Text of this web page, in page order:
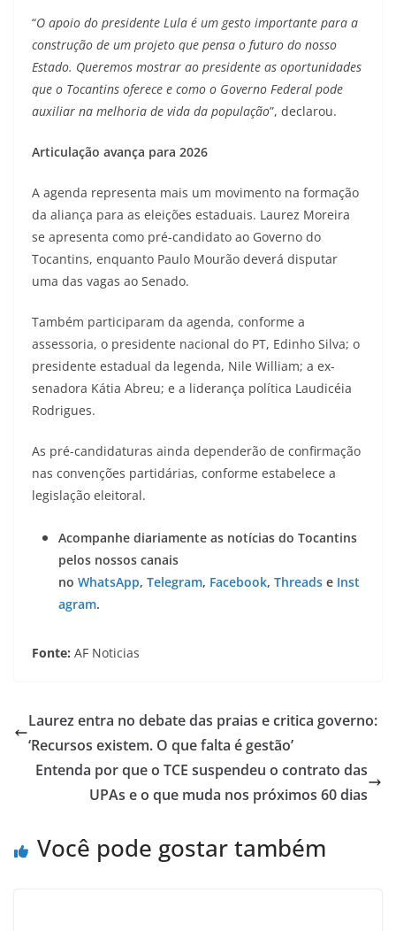
“O apoio do presidente Lula é um gesto importante para a
construção de um projeto que pensa o futuro do nosso
Estado. Queremos mostrar ao presidente as oportunidades
que o Tocantins oferece e como o Governo Federal pode
auxiliar na melhoria de vida da população”, declarou.
Articulação avança para 2026
A agenda representa mais um movimento na formação
da aliança para as eleições estaduais. Laurez Moreira
se apresenta como pré-candidato ao Governo do
Tocantins, enquanto Paulo Mourão deverá disputar
uma das vagas ao Senado.
Também participaram da agenda, conforme a
assessoria, o presidente nacional do PT, Edinho Silva; o
presidente estadual da legenda, Nile William; a ex-
senadora Kátia Abreu; e a liderança política Laudicéia
Rodrigues.
As pré-candidaturas ainda dependerão de confirmação
nas convenções partidárias, conforme estabelece a
legislação eleitoral.
Acompanhe diariamente as notícias do Tocantins
pelos nossos canais
no WhatsApp, Telegram, Facebook, Threads e Inst
agram.
Fonte: AF Noticias
Laurez entra no debate das praias e critica governo:
‘Recursos existem. O que falta é gestão’
Entenda por que o TCE suspendeu o contrato das
UPAs e o que muda nos próximos 60 dias
Você pode gostar também